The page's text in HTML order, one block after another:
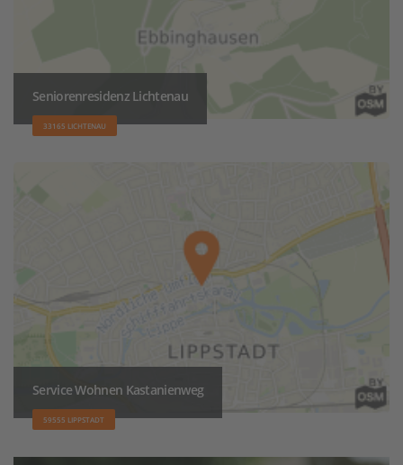
Seniorenresidenz Lichtenau
33165 LICHTENAU
Service Wohnen Kastanienweg
59555 LIPPSTADT